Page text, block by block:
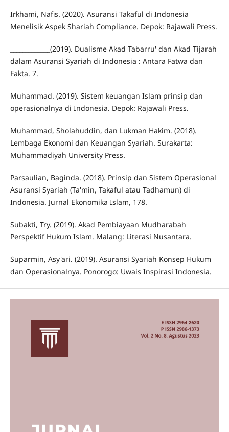
Irkhami, Nafis. (2020). Asuransi Takaful di Indonesia
Menelisik Aspek Shariah Compliance. Depok: Rajawali Press.
_____________(2019). Dualisme Akad Tabarru' dan Akad Tijarah
dalam Asuransi Syariah di Indonesia : Antara Fatwa dan
Fakta. 7.
Muhammad. (2019). Sistem keuangan Islam prinsip dan
operasionalnya di Indonesia. Depok: Rajawali Press.
Muhammad, Sholahuddin, dan Lukman Hakim. (2018).
Lembaga Ekonomi dan Keuangan Syariah. Surakarta:
Muhammadiyah University Press.
Parsaulian, Baginda. (2018). Prinsip dan Sistem Operasional
Asuransi Syariah (Ta'min, Takaful atau Tadhamun) di
Indonesia. Jurnal Ekonomika Islam, 178.
Subakti, Try. (2019). Akad Pembiayaan Mudharabah
Perspektif Hukum Islam. Malang: Literasi Nusantara.
Suparmin, Asy'ari. (2019). Asuransi Syariah Konsep Hukum
dan Operasionalnya. Ponorogo: Uwais Inspirasi Indonesia.